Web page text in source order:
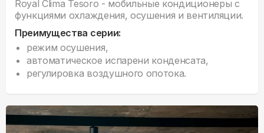
Royal Clima Tesoro - мобильные кондиционеры с
функциями охлаждения, осушения и вентиляции.
Преимущества серии:
режим осушения,
автоматическое испарени конденсата,
регулировка воздушного опотока.